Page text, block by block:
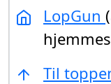
LopGun
Til